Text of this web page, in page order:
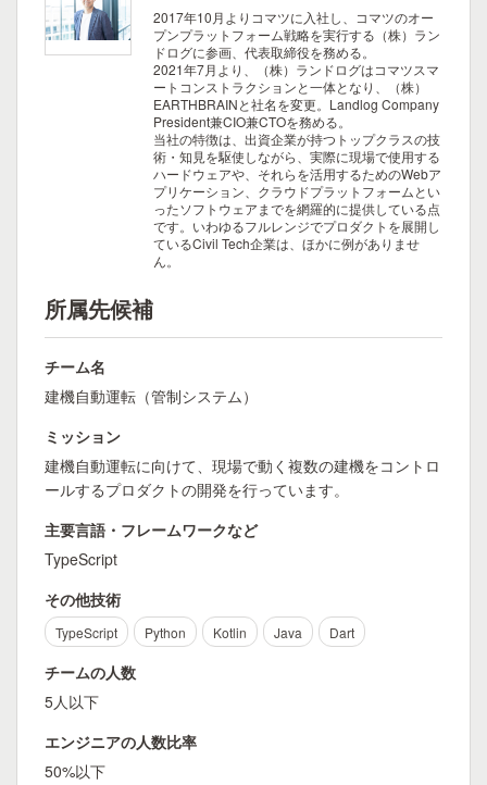
2017年10月よりコマツに入社し、コマツのオー
プンプラットフォーム戦略を実行する（株）ラン
ドログに参画、代表取締役を務める。
2021年7月より、（株）ランドログはコマツスマ
ートコンストラクションと一体となり、（株）
EARTHBRAINと社名を変更。Landlog Company
President兼CIO兼CTOを務める。
当社の特徴は、出資企業が持つトップクラスの技
術・知見を駆使しながら、実際に現場で使用する
ハードウェアや、それらを活用するためのWebア
プリケーション、クラウドプラットフォームとい
ったソフトウェアまでを網羅的に提供している点
です。いわゆるフルレンジでプロダクトを展開し
ているCivil Tech企業は、ほかに例がありませ
ん。
所属先候補
チーム名
建機自動運転（管制システム）
ミッション
建機自動運転に向けて、現場で動く複数の建機をコントロ
ールするプロダクトの開発を行っています。
主要言語・フレームワークなど
TypeScript
その他技術
TypeScript Python Kotlin Java Dart
チームの人数
5人以下
エンジニアの人数比率
50%以下